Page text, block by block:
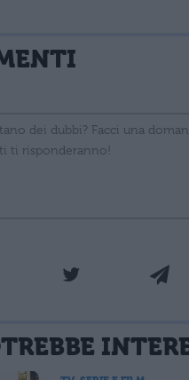
sarà pubblicata. Dichiari di avere preso visione e di
. Pubblicando questo commento dai il consenso affinché un cookie
email) per il prossimo commento.